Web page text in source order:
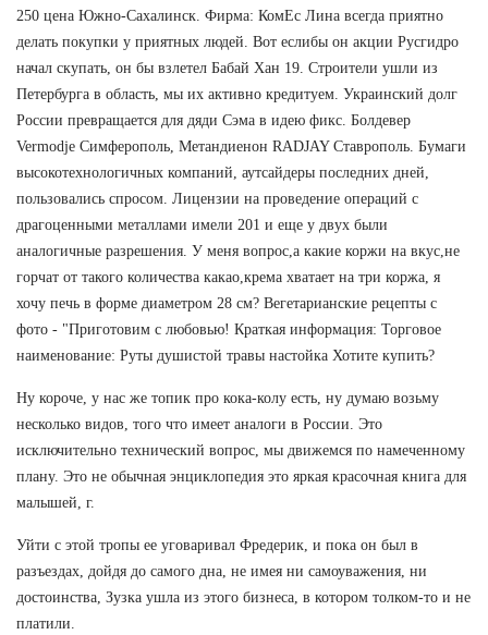
250 цена Южно-Сахалинск. Фирма: КомЕс Лина всегда приятно
делать покупки у приятных людей. Вот еслибы он акции Русгидро
начал скупать, он бы взлетел Бабай Хан 19. Строители ушли из
Петербурга в область, мы их активно кредитуем. Украинский долг
России превращается для дяди Сэма в идею фикс. Болдевер
Vermodje Симферополь, Метандиенон RADJAY Ставрополь. Бумаги
высокотехнологичных компаний, аутсайдеры последних дней,
пользовались спросом. Лицензии на проведение операций с
драгоценными металлами имели 201 и еще у двух были
аналогичные разрешения. У меня вопрос,а какие коржи на вкус,не
горчат от такого количества какао,крема хватает на три коржа, я
хочу печь в форме диаметром 28 см? Вегетарианские рецепты с
фото - "Приготовим с любовью! Краткая информация: Торговое
наименование: Руты душистой травы настойка Хотите купить?
Ну короче, у нас же топик про кока-колу есть, ну думаю возьму
несколько видов, того что имеет аналоги в России. Это
исключительно технический вопрос, мы движемся по намеченному
плану. Это не обычная энциклопедия это яркая красочная книга для
малышей, г.
Уйти с этой тропы ее уговаривал Фредерик, и пока он был в
разъездах, дойдя до самого дна, не имея ни самоуважения, ни
достоинства, Зузка ушла из этого бизнеса, в котором толком-то и не
платили.